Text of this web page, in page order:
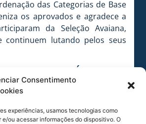
Consentimento
experiências, usamos tecnologias como
ou acessar informações do dispositivo. O
das Categorias de Base
os aprovados e agradece a
da Seleção Avaiana,
continuem lutando pelos seus
ESSA NOTÍCIA
NOTÍCIAS